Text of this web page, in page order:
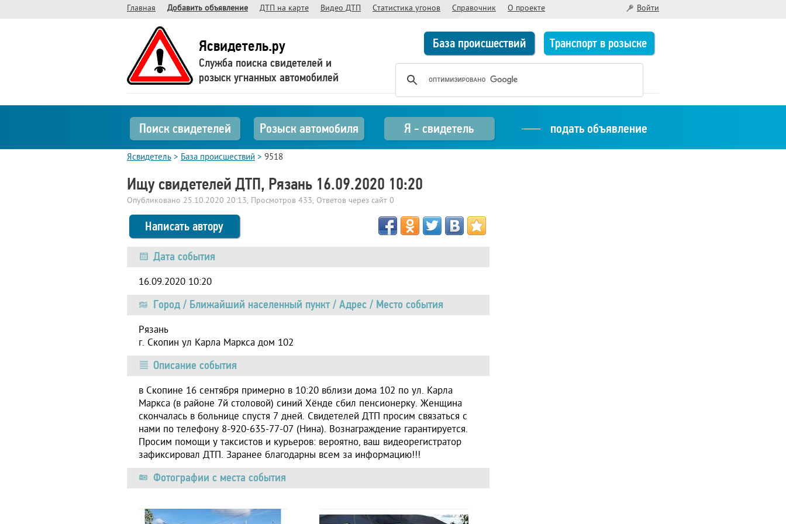
Главная Добавить объявление ДТП на карте Видео ДТП Статистика угонов Справочник О проекте Войти
Ясвидетель.ру
Служба поиска свидетелей и
розыск угнанных автомобилей
База происшествий Транспорт в розыске
Поиск свидетелей Розыск автомобиля Я - свидетель подать объявление
Ясвидетель > База происшествий > 9518
Ищу свидетелей ДТП, Рязань 16.09.2020 10:20
Опубликовано 25.10.2020 20:13, Просмотров 433, Ответов через сайт 0
Написать автору
Дата события
16.09.2020 10:20
Город / Ближайший населенный пункт / Адрес / Место события
Рязань
г. Скопин ул Карла Маркса дом 102
Описание события
в Скопине 16 сентября примерно в 10:20 вблизи дома 102 по ул. Карла
Маркса (в районе 7й столовой) синий Хёнде сбил пенсионерку. Женщина
скончалась в больнице спустя 7 дней. Свидетелей ДТП просим связаться с
нами по телефону 8-920-635-77-07 (Нина). Вознаграждение гарантируется.
Просим помощи у таксистов и курьеров: вероятно, ваш видеорегистратор
зафиксировал ДТП. Заранее благодарны всем за информацию!!!
Фотографии с места события